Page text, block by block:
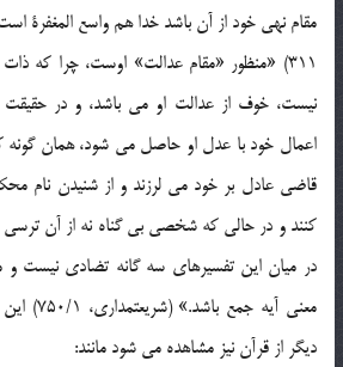
311) «منظور «مقام عدالت» اوست، چرا که
نیست، خوف از عدالت او می باشد، و در
اعمال خود با عدل او حاصل می شود، همان
قاضی عادل بر خود می لرزند و از شنیدن نام
کنند و در حالی که شخصی بی گناه نه از آن ترسی
در میان این تفسیرهای سه گانه تضادی نیست
معنی آیه
دیگر از قرآن نیز مشاهده می شود مانند: